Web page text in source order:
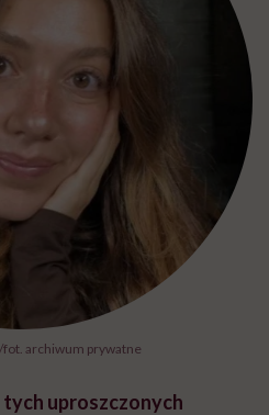
fot. archiwum prywatne
tych uproszczonych